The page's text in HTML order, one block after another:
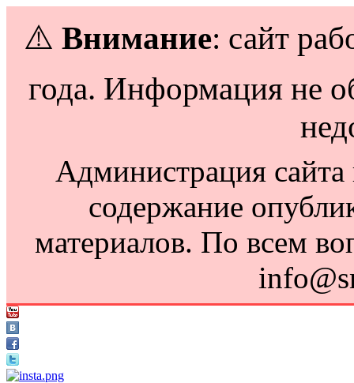
⚠️ Внимание: сайт
года. Информация не
Администрация сайта
содержание
материалов. По всем